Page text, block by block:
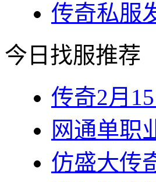
传奇私服
今日找服推荐
传奇2月
网通单职
仿盛大传